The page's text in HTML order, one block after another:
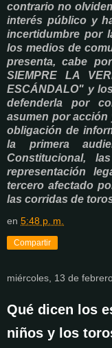
contrario no
interés público y
incertidumbre por
los medios de
presenta, cabe
SIEMPRE LA
ESCÁNDALO" y
defenderla por
asumen por acción
obligación de
la primera
Constitucional,
representación
tercero afectado
las corridas de
en 5:48 p. m.
Compartir
miércoles, 13 de
Qué dicen los
niños y los